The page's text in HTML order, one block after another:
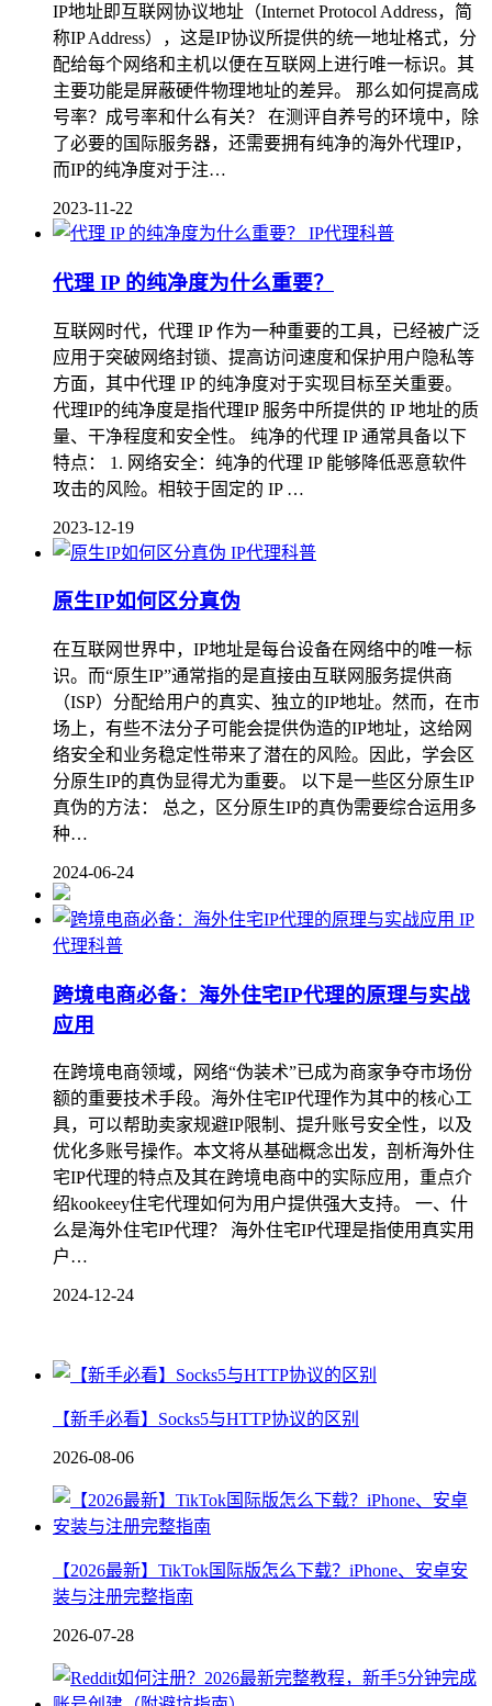
IP地址即互联网协议地址（Internet Protocol Address，简
称IP Address），这是IP协议所提供的统一地址格式，分
配给每个网络和主机以便在互联网上进行唯一标识。其
主要功能是屏蔽硬件物理地址的差异。 那么如何提高成
号率？成号率和什么有关？ 在测评自养号的环境中，除
了必要的国际服务器，还需要拥有纯净的海外代理IP，
而IP的纯净度对于注…
2023-11-22
IP代理科普
代理 IP 的纯净度为什么重要？
互联网时代，代理 IP 作为一种重要的工具，已经被广泛
应用于突破网络封锁、提高访问速度和保护用户隐私等
方面，其中代理 IP 的纯净度对于实现目标至关重要。
代理IP的纯净度是指代理IP 服务中所提供的 IP 地址的质
量、干净程度和安全性。 纯净的代理 IP 通常具备以下
特点： 1. 网络安全：纯净的代理 IP 能够降低恶意软件
攻击的风险。相较于固定的 IP …
2023-12-19
IP代理科普
原生IP如何区分真伪
在互联网世界中，IP地址是每台设备在网络中的唯一标
识。而“原生IP”通常指的是直接由互联网服务提供商
（ISP）分配给用户的真实、独立的IP地址。然而，在市
场上，有些不法分子可能会提供伪造的IP地址，这给网
络安全和业务稳定性带来了潜在的风险。因此，学会区
分原生IP的真伪显得尤为重要。 以下是一些区分原生IP
真伪的方法： 总之，区分原生IP的真伪需要综合运用多
种…
2024-06-24
IP
代理科普
跨境电商必备：海外住宅IP代理的原理与实战
应用
在跨境电商领域，网络“伪装术”已成为商家争夺市场份
额的重要技术手段。海外住宅IP代理作为其中的核心工
具，可以帮助卖家规避IP限制、提升账号安全性，以及
优化多账号操作。本文将从基础概念出发，剖析海外住
宅IP代理的特点及其在跨境电商中的实际应用，重点介
绍kookeey住宅代理如何为用户提供强大支持。 一、什
么是海外住宅IP代理？ 海外住宅IP代理是指使用真实用
户…
2024-12-24
【新手必看】Socks5与HTTP协议的区别
2026-08-06
【2026最新】TikTok国际版怎么下载？iPhone、安卓安
装与注册完整指南
2026-07-28